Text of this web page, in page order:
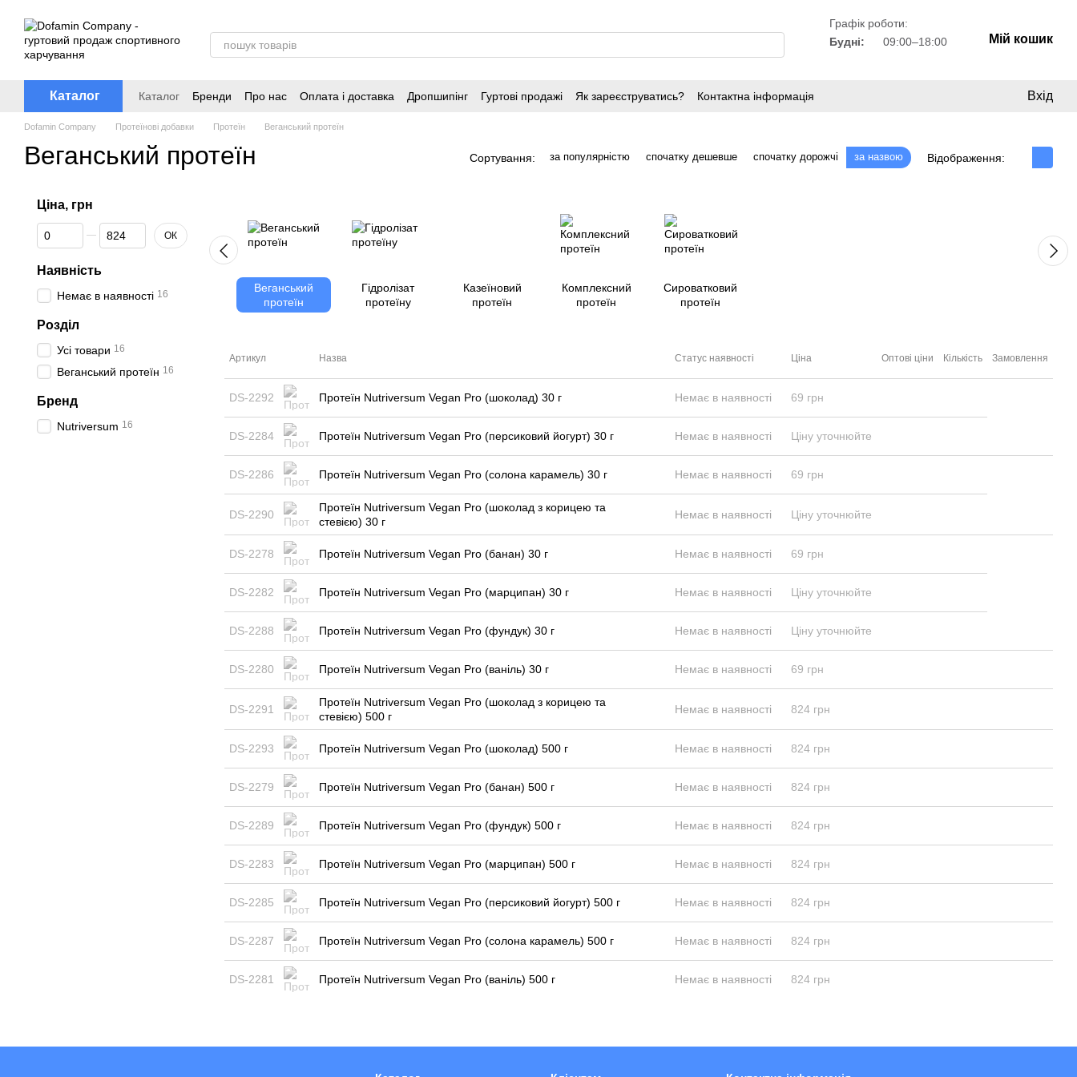
Графік роботи:
Будні:
09:00–18:00 Мій кошик
Каталог Каталог Бренди Про нас Оплата і доставка Дропшипінг Гуртові продажі Як зареєструватись? Контактна інформація Вхід
Dofamin Company Протеїнові добавки Протеїн Веганський протеїн
Веганський протеїн Сортування: за популярністю спочатку дешевше спочатку дорожчі за назвою Відображення:
Веганський
протеїн
Гідролізат
протеїну
Казеїновий
протеїн
Комплексний
протеїн
Сироватковий
протеїн
Артикул Назва Статус наявності Ціна Оптові ціни Кількість Замовлення
DS-2292 Протеїн Nutriversum Vegan Pro (шоколад) 30 г Немає в наявності 69 грн
DS-2284 Протеїн Nutriversum Vegan Pro (персиковий йогурт) 30 г Немає в наявності Ціну уточнюйте
DS-2286 Протеїн Nutriversum Vegan Pro (солона карамель) 30 г Немає в наявності 69 грн
DS-2290
Протеїн Nutriversum Vegan Pro (шоколад з корицею та
стевією) 30 г
Немає в наявності Ціну уточнюйте
DS-2278 Протеїн Nutriversum Vegan Pro (банан) 30 г Немає в наявності 69 грн
DS-2282 Протеїн Nutriversum Vegan Pro (марципан) 30 г Немає в наявності Ціну уточнюйте
DS-2288 Протеїн Nutriversum Vegan Pro (фундук) 30 г Немає в наявності Ціну уточнюйте
DS-2280 Протеїн Nutriversum Vegan Pro (ваніль) 30 г Немає в наявності 69 грн
DS-2291
Протеїн Nutriversum Vegan Pro (шоколад з корицею та
стевією) 500 г
Немає в наявності 824 грн
DS-2293 Протеїн Nutriversum Vegan Pro (шоколад) 500 г Немає в наявності 824 грн
DS-2279 Протеїн Nutriversum Vegan Pro (банан) 500 г Немає в наявності 824 грн
DS-2289 Протеїн Nutriversum Vegan Pro (фундук) 500 г Немає в наявності 824 грн
DS-2283 Протеїн Nutriversum Vegan Pro (марципан) 500 г Немає в наявності 824 грн
DS-2285 Протеїн Nutriversum Vegan Pro (персиковий йогурт) 500 г Немає в наявності 824 грн
DS-2287 Протеїн Nutriversum Vegan Pro (солона карамель) 500 г Немає в наявності 824 грн
DS-2281 Протеїн Nutriversum Vegan Pro (ваніль) 500 г Немає в наявності 824 грн
Ціна, грн
Від Ціна, грн
До Ціна, грн ОК
Наявність
Немає в наявності 16
Розділ
Усі товари 16
Веганський протеїн 16
Бренд
Nutriversum 16